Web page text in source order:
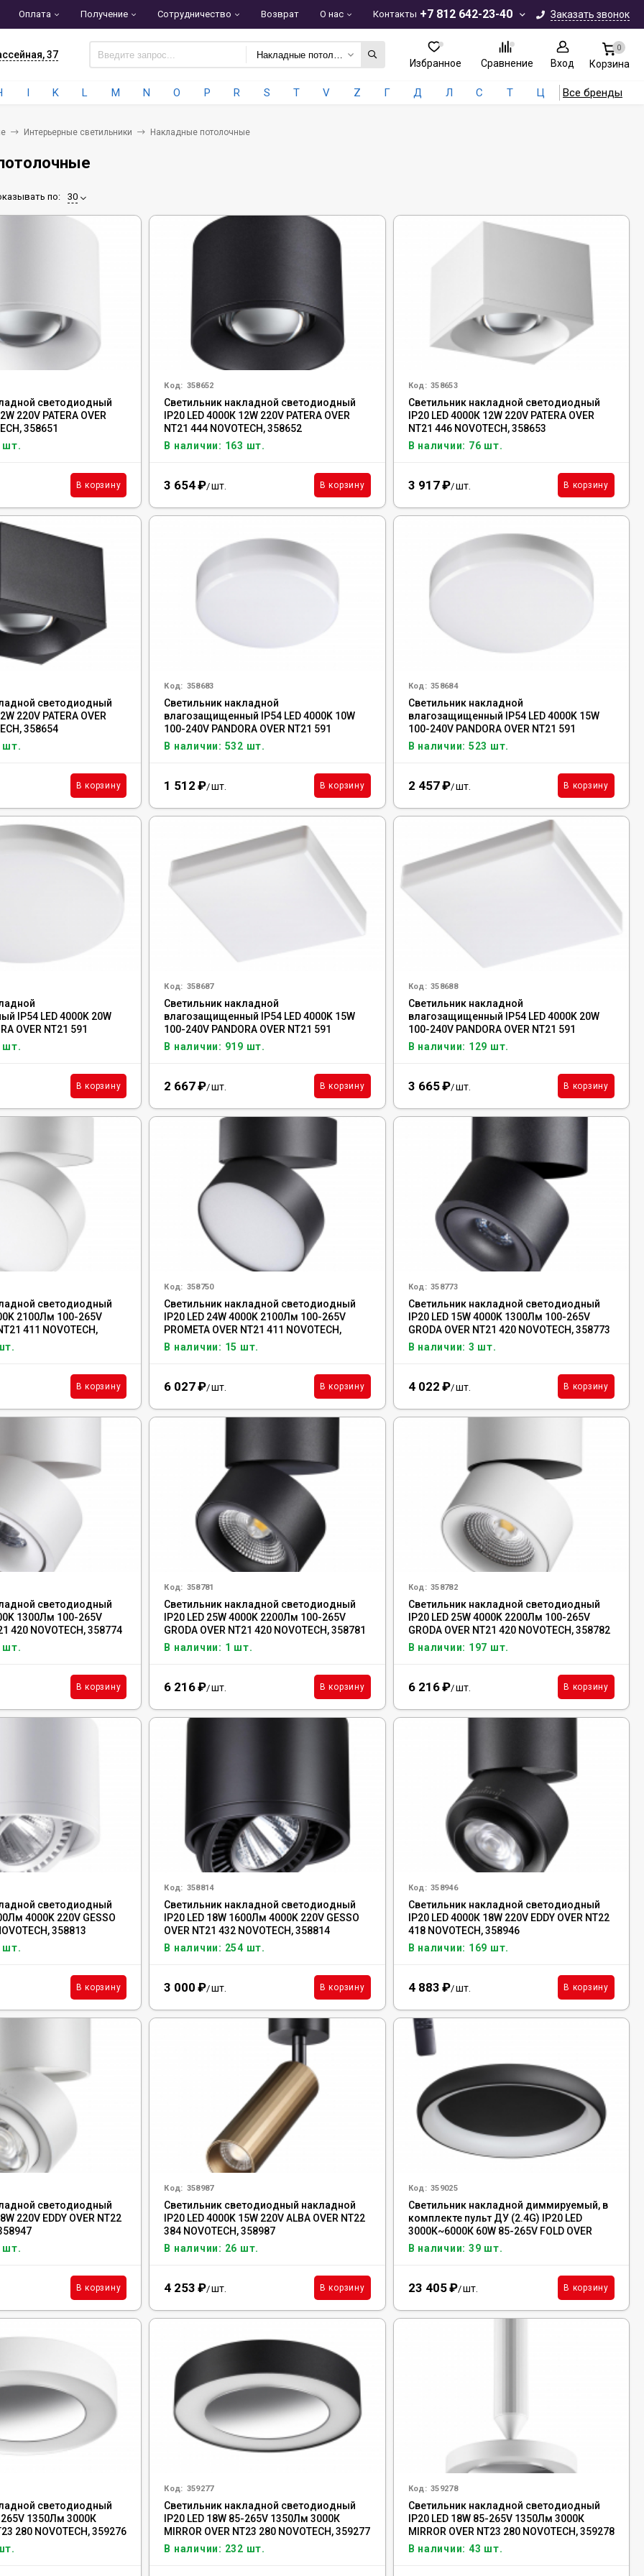
+7 812 642-23-40 Заказать звонок
Оплата Получение Сотрудничество Возврат О нас Контакты
37
Избранное Сравнение Вход
0
Корзина
I K L M N O P R S T V Z Г Д Л С Т Ц Все бренды
Интерьерные светильники Накладные потолочные
по: 30
светодиодный
220V PATERA OVER
358651
шт.
В корзину
Код: 358652
Светильник накладной светодиодный
IP20 LED 4000К 12W 220V PATERA OVER
NT21 444 NOVOTECH, 358652
В наличии: 163 шт.
3 654₽/шт. В корзину
Код: 358653
Светильник накладной светодиодный
IP20 LED 4000К 12W 220V PATERA OVER
NT21 446 NOVOTECH, 358653
В наличии: 76 шт.
3 917₽/шт. В корзину
светодиодный
220V PATERA OVER
358654
шт.
В корзину
Код: 358683
Светильник накладной
влагозащищенный IP54 LED 4000K 10W
100-240V PANDORA OVER NT21 591
NOVOTECH, 358683
В наличии: 532 шт.
1 512 ₽/шт. В корзину
Код: 358684
Светильник накладной
влагозащищенный IP54 LED 4000K 15W
100-240V PANDORA OVER NT21 591
NOVOTECH, 358684
В наличии: 523 шт.
2 457₽/шт. В корзину
IP54 LED 4000K 20W
OVER NT21 591
шт.
В корзину
Код: 358687
Светильник накладной
влагозащищенный IP54 LED 4000K 15W
100-240V PANDORA OVER NT21 591
NOVOTECH, 358687
В наличии: 919 шт.
2 667₽/шт. В корзину
Код: 358688
Светильник накладной
влагозащищенный IP54 LED 4000K 20W
100-240V PANDORA OVER NT21 591
NOVOTECH, 358688
В наличии: 129 шт.
3 665₽/шт. В корзину
светодиодный
2100Лм 100-265V
411 NOVOTECH,
В корзину
Код: 358750
Светильник накладной светодиодный
IP20 LED 24W 4000K 2100Лм 100-265V
PROMETA OVER NT21 411 NOVOTECH,
358750
В наличии: 15 шт.
6 027₽/шт. В корзину
Код: 358773
Светильник накладной светодиодный
IP20 LED 15W 4000K 1300Лм 100-265V
GRODA OVER NT21 420 NOVOTECH, 358773
В наличии: 3 шт.
4 022 ₽/шт. В корзину
светодиодный
1300Лм 100-265V
420 NOVOTECH, 358774
шт.
В корзину
Код: 358781
Светильник накладной светодиодный
IP20 LED 25W 4000K 2200Лм 100-265V
GRODA OVER NT21 420 NOVOTECH, 358781
В наличии: 1 шт.
6 216₽/шт. В корзину
Код: 358782
Светильник накладной светодиодный
IP20 LED 25W 4000K 2200Лм 100-265V
GRODA OVER NT21 420 NOVOTECH, 358782
В наличии: 197 шт.
6 216₽/шт. В корзину
светодиодный
4000K 220V GESSO
358813
шт.
В корзину
Код: 358814
Светильник накладной светодиодный
IP20 LED 18W 1600Лм 4000K 220V GESSO
OVER NT21 432 NOVOTECH, 358814
В наличии: 254 шт.
3 000 ₽/шт. В корзину
Код: 358946
Светильник накладной светодиодный
IP20 LED 4000К 18W 220V EDDY OVER NT22
418 NOVOTECH, 358946
В наличии: 169 шт.
4 883 ₽/шт. В корзину
светодиодный
220V EDDY OVER NT22
шт.
В корзину
Код: 358987
Светильник светодиодный накладной
IP20 LED 4000K 15W 220V ALBA OVER NT22
384 NOVOTECH, 358987
В наличии: 26 шт.
4 253 ₽/шт. В корзину
Код: 359025
Светильник накладной диммируемый, в
комплекте пульт ДУ (2.4G) IP20 LED
3000К~6000К 60W 85-265V FOLD OVER
NT23 358 NOVOTECH, 359025
В наличии: 39 шт.
23 405₽/шт. В корзину
светодиодный
265V 1350Лм 3000К
280 NOVOTECH, 359276
Код: 359277
Светильник накладной светодиодный
IP20 LED 18W 85-265V 1350Лм 3000К
MIRROR OVER NT23 280 NOVOTECH, 359277
В наличии: 232 шт.
Код: 359278
Светильник накладной светодиодный
IP20 LED 18W 85-265V 1350Лм 3000К
MIRROR OVER NT23 280 NOVOTECH, 359278
В наличии: 43 шт.